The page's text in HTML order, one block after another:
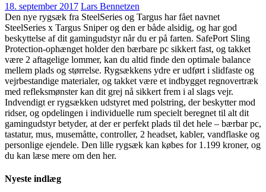
18. september 2017 Lars Bennetzen
Den nye rygsæk fra SteelSeries og Targus har fået navnet
SteelSeries x Targus Sniper og den er både alsidig, og har god
beskyttelse af dit gamingudstyr når du er på farten. SafePort Sling
Protection-ophænget holder den bærbare pc sikkert fast, og takket
være 2 aftagelige lommer, kan du altid finde den optimale balance
mellem plads og størrelse. Rygsækkens ydre er udført i slidfaste og
vejrbestandige materialer, og takket være et indbygget regnovertræk
med refleksmønster kan dit grej nå sikkert frem i al slags vejr.
Indvendigt er rygsækken udstyret med polstring, der beskytter mod
ridser, og opdelingen i individuelle rum specielt beregnet til alt dit
gamingudstyr betyder, at der er perfekt plads til det hele – bærbar pc,
tastatur, mus, musemåtte, controller, 2 headset, kabler, vandflaske og
personlige ejendele. Den lille rygsæk kan købes for 1.199 kroner, og
du kan læse mere om den her.
Nyeste indlæg